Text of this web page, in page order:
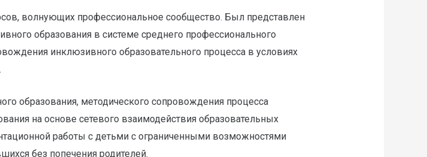
волнующих профессиональное сообщество. Был представлен
образования в системе среднего профессионального
инклюзивного образовательного процесса в условиях
образования, методического сопровождения процесса
на основе сетевого взаимодействия образовательных
работы с детьми с ограниченными возможностями
без попечения родителей.